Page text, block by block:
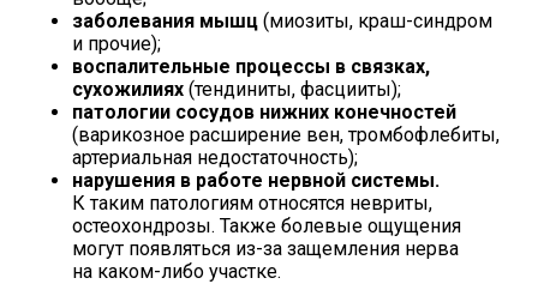
заболевания мышц (миозиты, краш-синдром
и прочие);
воспалительные процессы в связках,
сухожилиях (тендиниты, фасцииты);
патологии сосудов нижних конечностей
(варикозное расширение вен, тромбофлебиты,
артериальная недостаточность);
нарушения в работе нервной системы.
К таким патологиям относятся невриты,
остеохондрозы. Также болевые ощущения
могут появляться из-за защемления нерва
на каком-либо участке.